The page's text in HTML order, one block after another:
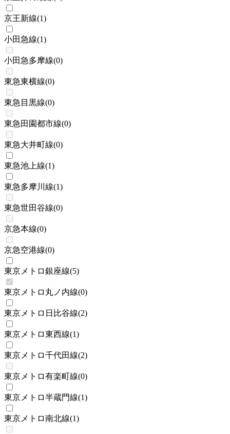
京王新線(1)
小田急線(1)
小田急多摩線(0)
東急東横線(0)
東急目黒線(0)
東急田園都市線(0)
東急大井町線(0)
東急池上線(1)
東急多摩川線(1)
東急世田谷線(0)
京急本線(0)
京急空港線(0)
東京メトロ銀座線(5)
東京メトロ丸ノ内線(0)
東京メトロ日比谷線(2)
東京メトロ東西線(1)
東京メトロ千代田線(2)
東京メトロ有楽町線(0)
東京メトロ半蔵門線(1)
東京メトロ南北線(1)